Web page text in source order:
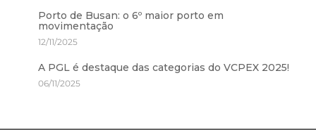
Porto de Busan: o 6º maior porto em
movimentação
12/11/2025
A PGL é destaque das categorias do VCPEX 2025!
06/11/2025